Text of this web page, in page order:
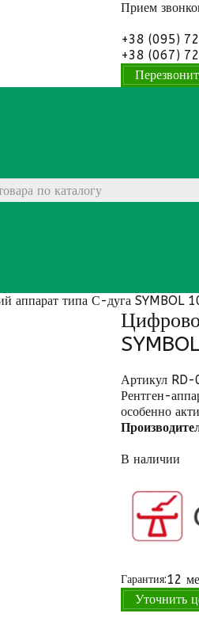
Прием
+38 (095)
+38 (067)
аппарат типа С-дуга SYMBOL
Артикул
Рентген-
особенно
В наличии
Гарантия:12
Уточнить